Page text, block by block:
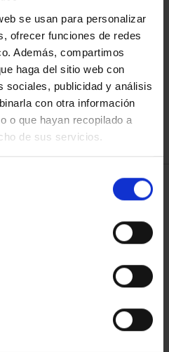
se usan para personalizar
ofrecer funciones de redes
Además, compartimos
haga del sitio web con
sociales, publicidad y análisis
con otra información
o que hayan recopilado a
de sus servicios.